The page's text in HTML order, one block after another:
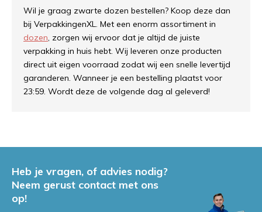
Wil je graag zwarte dozen bestellen? Koop deze dan
bij VerpakkingenXL. Met een enorm assortiment in
dozen, zorgen wij ervoor dat je altijd de juiste
verpakking in huis hebt. Wij leveren onze producten
direct uit eigen voorraad zodat wij een snelle levertijd
garanderen. Wanneer je een bestelling plaatst voor
23:59. Wordt deze de volgende dag al geleverd!
Heb je vragen, of advies nodig?
Neem gerust contact met ons
op!